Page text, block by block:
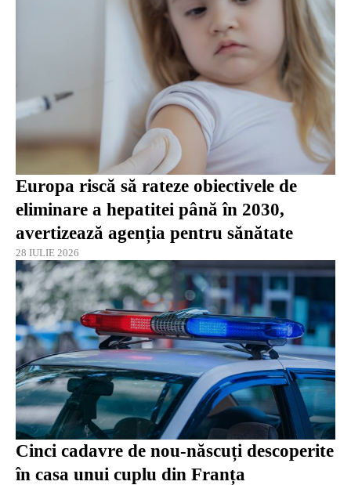
Europa riscă să rateze obiectivele de
eliminare a hepatitei până în 2030,
avertizează agenția pentru sănătate
28 IULIE 2026
Cinci cadavre de nou-născuți descoperite
în casa unui cuplu din Franța